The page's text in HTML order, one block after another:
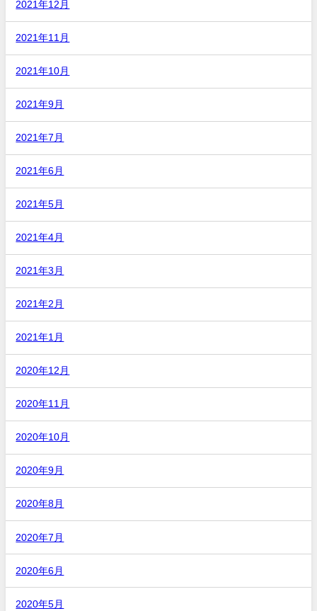
2021年12月
2021年11月
2021年10月
2021年9月
2021年7月
2021年6月
2021年5月
2021年4月
2021年3月
2021年2月
2021年1月
2020年12月
2020年11月
2020年10月
2020年9月
2020年8月
2020年7月
2020年6月
2020年5月